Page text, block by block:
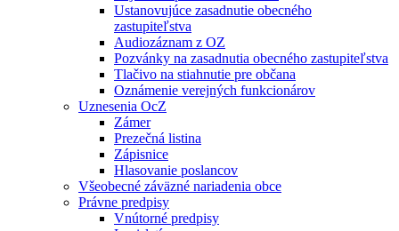
Ustanovujúce zasadnutie obecného
zastupiteľstva
Audiozáznam z OZ
Pozvánky na zasadnutia obecného zastupiteľstva
Tlačivo na stiahnutie pre občana
Oznámenie verejných funkcionárov
Uznesenia OcZ
Zámer
Prezečná listina
Zápisnice
Hlasovanie poslancov
Všeobecné záväzné nariadenia obce
Právne predpisy
Vnútorné predpisy